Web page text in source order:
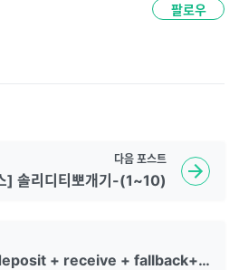
팔로우
🌈Payable + deposit + receive + fallback+msg.value
다음 포스트
] 솔리디티뽀개기-(1~10)